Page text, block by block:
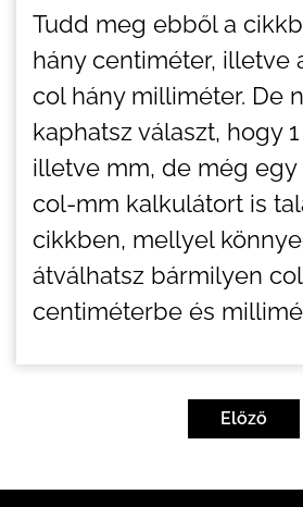
Tudd meg ebből a
hány centiméter, illetve
col hány milliméter. De
kaphatsz választ, hogy
illetve mm, de még
col-mm kalkulátort is
cikkben, mellyel
átválhatsz bármilyen
centiméterbe és
Előző